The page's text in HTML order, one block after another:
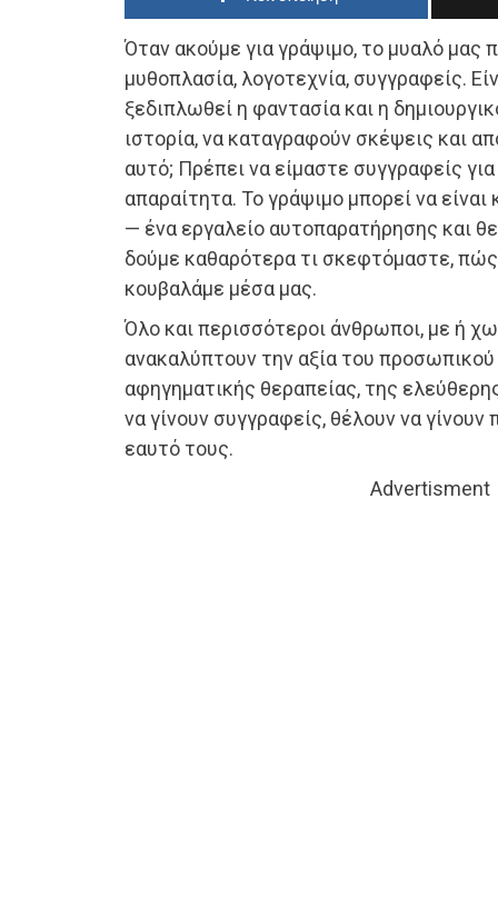
Όταν ακούμε για γράψιμο, το μυαλό μας
μυθοπλασία, λογοτεχνία, συγγραφείς.
ξεδιπλωθεί η φαντασία και η
ιστορία, να καταγραφούν σκέψεις και
αυτό; Πρέπει να είμαστε συγγραφείς
απαραίτητα. Το γράψιμο μπορεί να
— ένα εργαλείο αυτοπαρατήρησης και
δούμε καθαρότερα τι σκεφτόμαστε, πώς
κουβαλάμε μέσα μας.
Όλο και περισσότεροι άνθρωποι, με ή
ανακαλύπτουν την αξία του προσωπικού
αφηγηματικής θεραπείας, της
να γίνουν συγγραφείς, θέλουν να γίνουν
εαυτό τους.
Advertisment